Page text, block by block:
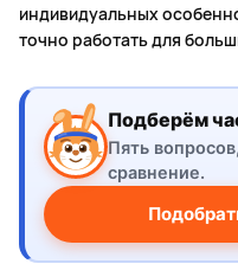
индивидуальных
точно работать для
Подберём
Пять
сравнение.